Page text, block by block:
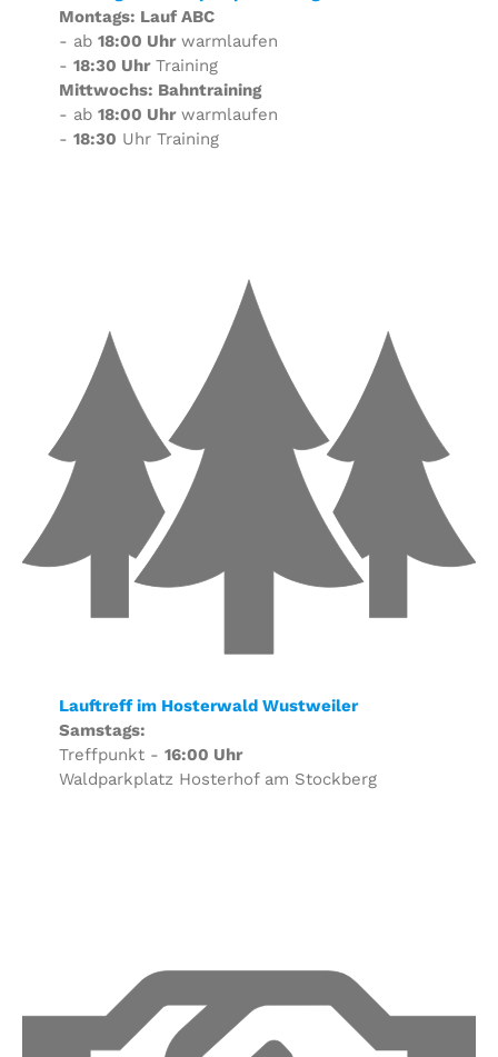
Montags: Lauf ABC
- ab 18:00 Uhrwarmlaufen
- 18:30 UhrTraining
Mittwochs: Bahntraining
- ab 18:00 Uhrwarmlaufen
- 18:30 Uhr Training
Lauftreff im Hosterwald Wustweiler
Samstags:
Treffpunkt - 16:00 Uhr
Waldparkplatz Hosterhof am Stockberg